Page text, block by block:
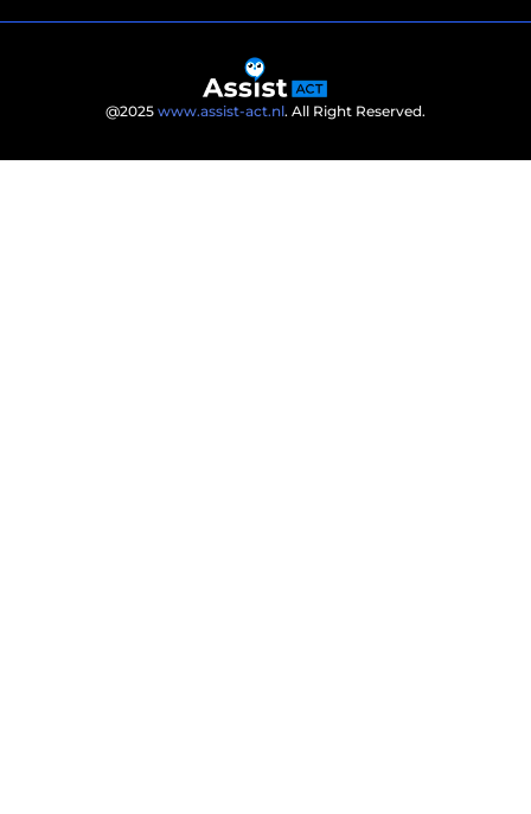
@2025 www.assist-act.nl. All Right Reserved.